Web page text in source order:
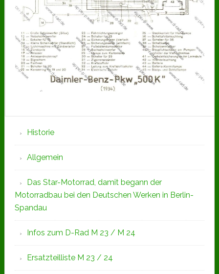
Seitenspalte
Historie
Allgemein
Das Star-Motorrad, damit begann der
Motorradbau bei den Deutschen Werken in Berlin-
Spandau
Infos zum D-Rad M 23 / M 24
Ersatzteilliste M 23 / 24